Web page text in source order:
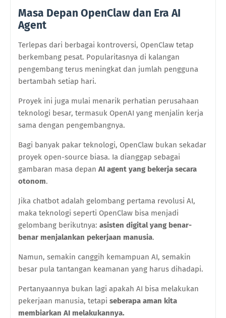
Masa Depan OpenClaw dan Era AI
Agent
Terlepas dari berbagai kontroversi, OpenClaw tetap
berkembang pesat. Popularitasnya di kalangan
pengembang terus meningkat dan jumlah pengguna
bertambah setiap hari.
Proyek ini juga mulai menarik perhatian perusahaan
teknologi besar, termasuk OpenAI yang menjalin kerja
sama dengan pengembangnya.
Bagi banyak pakar teknologi, OpenClaw bukan sekadar
proyek open-source biasa. Ia dianggap sebagai
gambaran masa depan AI agent yang bekerja secara
otonom.
Jika chatbot adalah gelombang pertama revolusi AI,
maka teknologi seperti OpenClaw bisa menjadi
gelombang berikutnya: asisten digital yang benar-
benar menjalankan pekerjaan manusia.
Namun, semakin canggih kemampuan AI, semakin
besar pula tantangan keamanan yang harus dihadapi.
Pertanyaannya bukan lagi apakah AI bisa melakukan
pekerjaan manusia, tetapi seberapa aman kita
membiarkan AI melakukannya.